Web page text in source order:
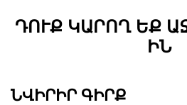
Accessibility
screenԴՈՒՔ ԿԱՐՈՂ ԵՔ
ԻՆ
ՆՎԻՐԻՐ ԳԻՐՔ